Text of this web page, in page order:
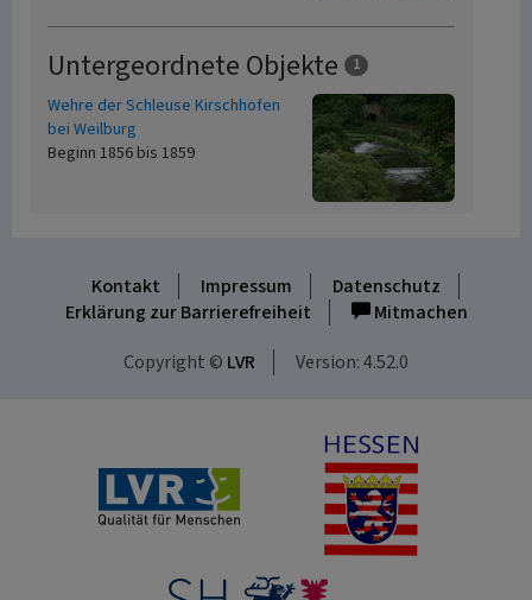
Untergeordnete Objekte 1
Wehre der Schleuse Kirschhofen
bei Weilburg
Beginn 1856 bis 1859
Kontakt Impressum
Datenschutz
Erklärung zur Barrierefreiheit
Mitmachen
Copyright © LVR Version: 4.52.0